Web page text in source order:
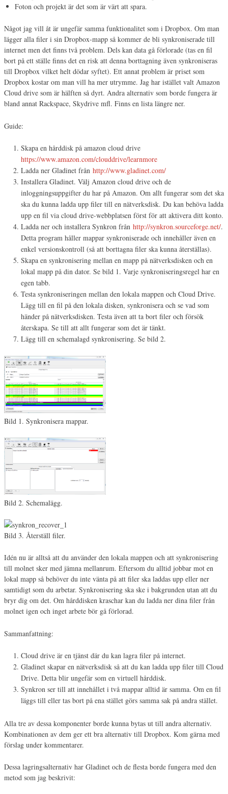
Foton och projekt är det som är värt att spara.
Något jag vill åt är ungefär samma funktionalitet som i Dropbox. Om man
lägger alla filer i sin Dropbox-mapp så kommer de bli synkroniserade till
internet men det finns två problem. Dels kan data gå förlorade (tas en fil
bort på ett ställe finns det en risk att denna borttagning även synkroniseras
till Dropbox vilket helt dödar syftet). Ett annat problem är priset som
Dropbox kostar om man vill ha mer utrymme. Jag har istället valt Amazon
Cloud drive som är hälften så dyrt. Andra alternativ som borde fungera är
bland annat Rackspace, Skydrive mfl. Finns en lista längre ner.
Guide:
Skapa en hårddisk på amazon cloud drive
https://www.amazon.com/clouddrive/learnmore
Ladda ner Gladinet från http://www.gladinet.com/
Installera Gladinet. Välj Amazon cloud drive och de
inloggningsuppgifter du har på Amazon. Om allt fungerar som det ska
ska du kunna ladda upp filer till en nätverksdisk. Du kan behöva ladda
upp en fil via cloud drive-webbplatsen först för att aktivera ditt konto.
Ladda ner och installera Synkron från http://synkron.sourceforge.net/.
Detta program håller mappar synkroniserade och innehåller även en
enkel versionskontroll (så att borttagna filer ska kunna återställas).
Skapa en synkronisering mellan en mapp på nätverksdisken och en
lokal mapp på din dator. Se bild 1. Varje synkroniseringsregel har en
egen tabb.
Testa synkroniseringen mellan den lokala mappen och Cloud Drive.
Lägg till en fil på den lokala disken, synkronisera och se vad som
händer på nätverksdisken. Testa även att ta bort filer och försök
återskapa. Se till att allt fungerar som det är tänkt.
Lägg till en schemalagd synkronisering. Se bild 2.
Bild 1. Synkronisera mappar.
Bild 2. Schemalägg.
Bild 3. Återställ filer.
Idén nu är alltså att du använder den lokala mappen och att synkronisering
till molnet sker med jämna mellanrum. Eftersom du alltid jobbar mot en
lokal mapp så behöver du inte vänta på att filer ska laddas upp eller ner
samtidigt som du arbetar. Synkronisering ska ske i bakgrunden utan att du
bryr dig om det. Om hårddisken kraschar kan du ladda ner dina filer från
molnet igen och inget arbete bör gå förlorad.
Sammanfattning:
Cloud drive är en tjänst där du kan lagra filer på internet.
Gladinet skapar en nätverksdisk så att du kan ladda upp filer till Cloud
Drive. Detta blir ungefär som en virtuell hårddisk.
Synkron ser till att innehållet i två mappar alltid är samma. Om en fil
läggs till eller tas bort på ena stället görs samma sak på andra stället.
Alla tre av dessa komponenter borde kunna bytas ut till andra alternativ.
Kombinationen av dem ger ett bra alternativ till Dropbox. Kom gärna med
förslag under kommentarer.
Dessa lagringsalternativ har Gladinet och de flesta borde fungera med den
metod som jag beskrivit: